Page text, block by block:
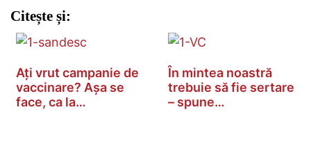
Citește și:
Ați vrut campanie de
vaccinare? Așa se
face, ca la…
În mintea noastră
trebuie să fie sertare
– spune…